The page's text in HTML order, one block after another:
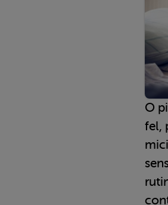
O
fel,